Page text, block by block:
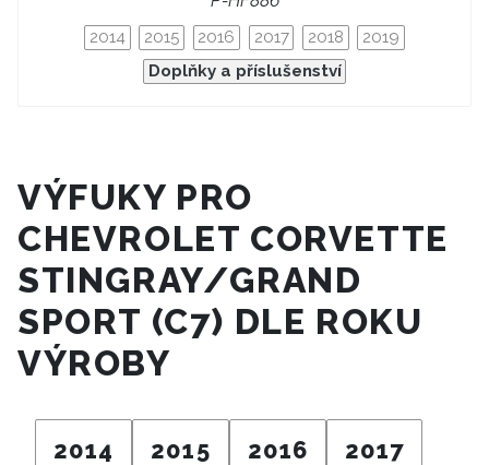
2014 2015 2016 2017 2018
2019
Doplňky a příslušenství
VÝFUKY PRO
CHEVROLET CORVETTE
STINGRAY/GRAND
SPORT (C7) DLE ROKU
VÝROBY
2014 2015 2016 2017